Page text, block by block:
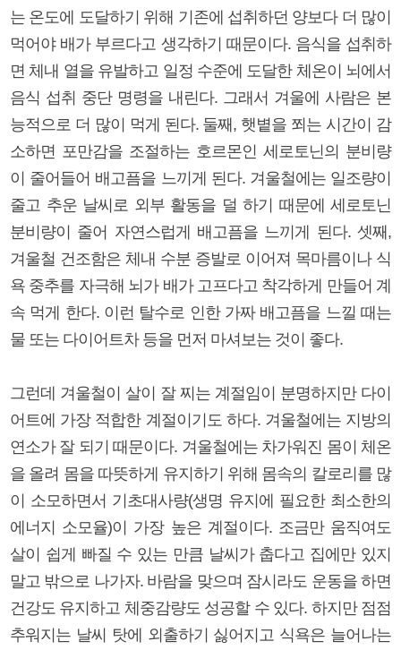
는 온도에 도달하기 위해 기존에 섭취하던 양보다 더 많이
먹어야 배가 부르다고 생각하기 때문이다. 음식을 섭취하
면 체내 열을 유발하고 일정 수준에 도달한 체온이 뇌에서
음식 섭취 중단 명령을 내린다. 그래서 겨울에 사람은 본
능적으로 더 많이 먹게 된다. 둘째, 햇볕을 쬐는 시간이 감
소하면 포만감을 조절하는 호르몬인 세로토닌의 분비량
이 줄어들어 배고픔을 느끼게 된다. 겨울철에는 일조량이
줄고 추운 날씨로 외부 활동을 덜 하기 때문에 세로토닌
분비량이 줄어 자연스럽게 배고픔을 느끼게 된다. 셋째,
겨울철 건조함은 체내 수분 증발로 이어져 목마름이나 식
욕 중추를 자극해 뇌가 배가 고프다고 착각하게 만들어 계
속 먹게 한다. 이런 탈수로 인한 가짜 배고픔을 느낄 때는
물 또는 다이어트차 등을 먼저 마셔보는 것이 좋다.
그런데 겨울철이 살이 잘 찌는 계절임이 분명하지만 다이
어트에 가장 적합한 계절이기도 하다. 겨울철에는 지방의
연소가 잘 되기 때문이다. 겨울철에는 차가워진 몸이 체온
을 올려 몸을 따뜻하게 유지하기 위해 몸속의 칼로리를 많
이 소모하면서 기초대사량(생명 유지에 필요한 최소한의
에너지 소모율)이 가장 높은 계절이다. 조금만 움직여도
살이 쉽게 빠질 수 있는 만큼 날씨가 춥다고 집에만 있지
말고 밖으로 나가자. 바람을 맞으며 잠시라도 운동을 하면
건강도 유지하고 체중감량도 성공할 수 있다. 하지만 점점
추워지는 날씨 탓에 외출하기 싫어지고 식욕은 늘어나는